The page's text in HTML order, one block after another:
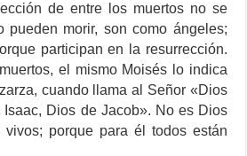
de entre los muertos no se
pueden morir, son como ángeles;
participan en la resurrección.
el mismo Moisés lo indica
cuando llama al Señor «Dios
Dios de Jacob». No es Dios
porque para él todos están